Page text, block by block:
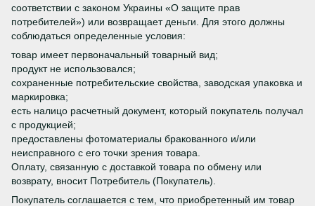
соответствии с законом Украины «О защите прав
потребителей») или возвращает деньги. Для этого должны
соблюдаться определенные условия:
товар имеет первоначальный товарный вид;
продукт не использовался;
сохраненные потребительские свойства, заводская упаковка и
маркировка;
есть налицо расчетный документ, который покупатель получал
с продукцией;
предоставлены фотоматериалы бракованного и/или
неисправного с его точки зрения товара.
Оплату, связанную с доставкой товара по обмену или
возврату, вносит Потребитель (Покупатель).
Покупатель соглашается с тем, что приобретенный им товар